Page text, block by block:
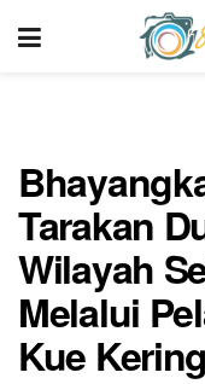
Tarakan
Wilayah
Melalui
Kue Kering